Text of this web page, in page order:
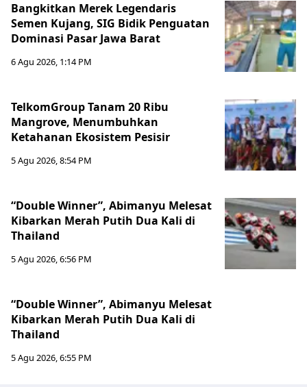
Bangkitkan Merek Legendaris
Semen Kujang, SIG Bidik Penguatan
Dominasi Pasar Jawa Barat
6 Agu 2026, 1:14 PM
TelkomGroup Tanam 20 Ribu
Mangrove, Menumbuhkan
Ketahanan Ekosistem Pesisir
5 Agu 2026, 8:54 PM
“Double Winner”, Abimanyu Melesat
Kibarkan Merah Putih Dua Kali di
Thailand
5 Agu 2026, 6:56 PM
“Double Winner”, Abimanyu Melesat
Kibarkan Merah Putih Dua Kali di
Thailand
5 Agu 2026, 6:55 PM